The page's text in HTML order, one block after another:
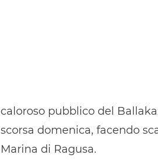
caloroso pubblico del
scorsa domenica, facendo
Marina di Ragusa.